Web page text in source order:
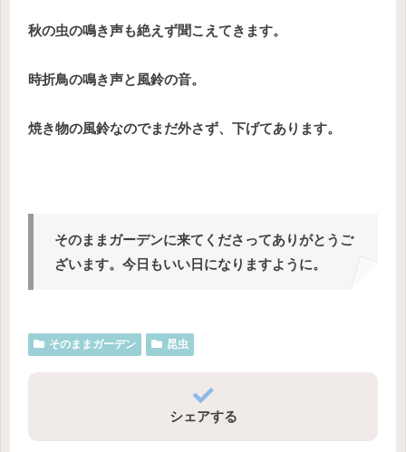
秋の虫の鳴き声も絶えず聞こえてきます。
時折鳥の鳴き声と風鈴の音。
焼き物の風鈴なのでまだ外さず、下げてあります。
そのままガーデンに来てくださってありがとうご
ざいます。今日もいい日になりますように。
そのままガーデン 昆虫
シェアする